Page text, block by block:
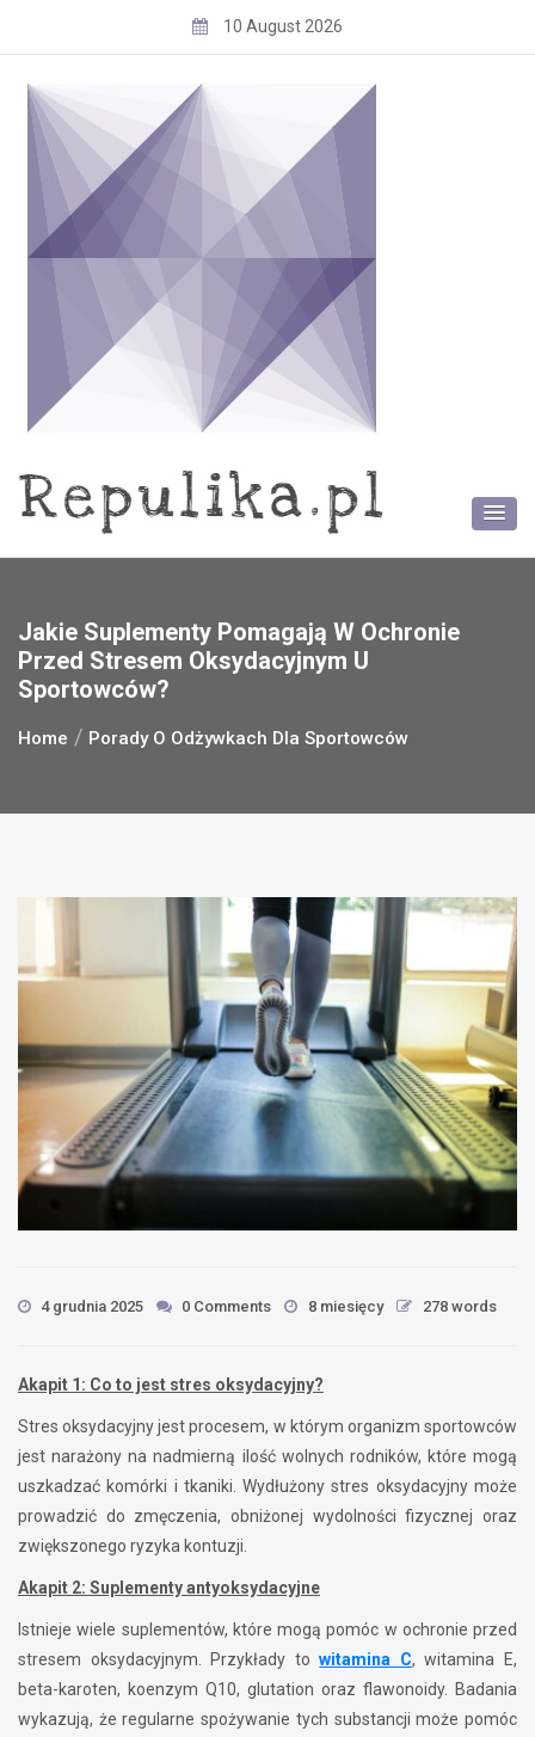
10 August 2026
Jakie Suplementy Pomagają W Ochronie
Przed Stresem Oksydacyjnym U
Sportowców?
Home Porady O Odżywkach Dla Sportowców
4 grudnia 2025 0 Comments 8 miesięcy 278 words
Akapit 1: Co to jest stres oksydacyjny?
Stres oksydacyjny jest procesem, w którym organizm sportowców
jest narażony na nadmierną ilość wolnych rodników, które mogą
uszkadzać komórki i tkaniki. Wydłużony stres oksydacyjny może
prowadzić do zmęczenia, obniżonej wydolności fizycznej oraz
zwiększonego ryzyka kontuzji.
Akapit 2: Suplementy antyoksydacyjne
Istnieje wiele suplementów, które mogą pomóc w ochronie przed
stresem oksydacyjnym. Przykłady towitamina C, witamina E,
beta-karoten, koenzym Q10, glutation oraz flawonoidy. Badania
wykazują, że regularne spożywanie tych substancji może pomóc